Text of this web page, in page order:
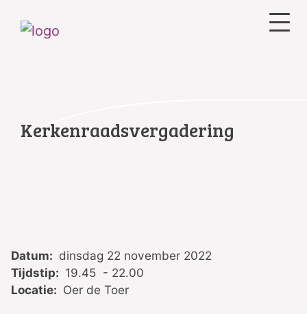
Kerkenraadsvergadering
Datum: dinsdag 22 november 2022
Tijdstip: 19.45 - 22.00
Locatie: Oer de Toer